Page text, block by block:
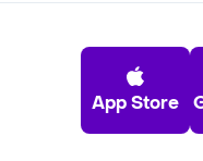
App Store